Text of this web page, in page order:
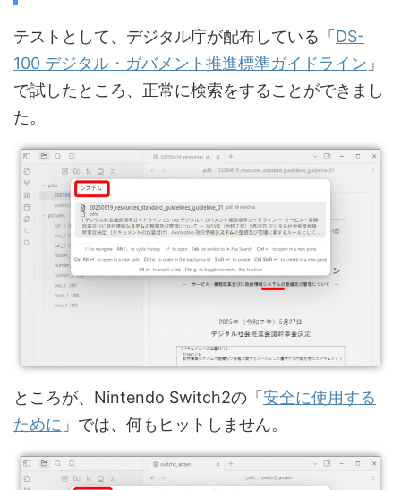
テストとして、デジタル庁が配布している「 DS-
100 デジタル・ガバメント推進標準ガイドライン 」
で試したところ、正常に検索をすることができまし
た。
ところが、Nintendo Switch2の「 安全に使用する
ために 」では、何もヒットしません。